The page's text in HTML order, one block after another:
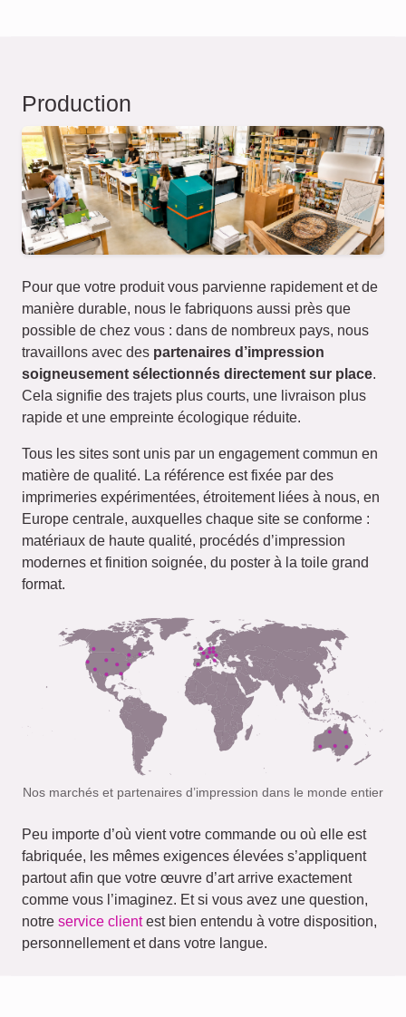
Production
Pour que votre produit vous parvienne rapidement et de
manière durable, nous le fabriquons aussi près que
possible de chez vous : dans de nombreux pays, nous
travaillons avec des partenaires d’impression
soigneusement sélectionnés directement sur place.
Cela signifie des trajets plus courts, une livraison plus
rapide et une empreinte écologique réduite.
Tous les sites sont unis par un engagement commun en
matière de qualité. La référence est fixée par des
imprimeries expérimentées, étroitement liées à nous, en
Europe centrale, auxquelles chaque site se conforme :
matériaux de haute qualité, procédés d’impression
modernes et finition soignée, du poster à la toile grand
format.
Nos marchés et partenaires d’impression dans le monde entier
Peu importe d’où vient votre commande ou où elle est
fabriquée, les mêmes exigences élevées s’appliquent
partout afin que votre œuvre d’art arrive exactement
comme vous l’imaginez. Et si vous avez une question,
notre service clientest bien entendu à votre disposition,
personnellement et dans votre langue.